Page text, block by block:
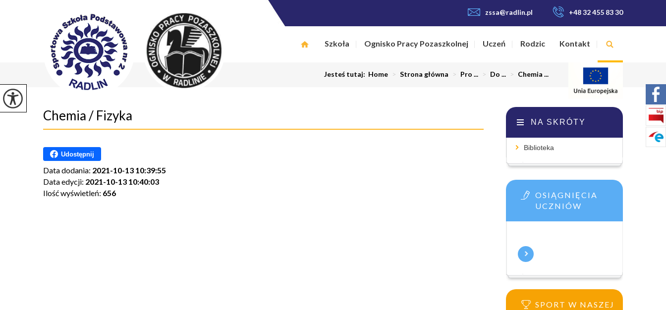
zssa@radlin.pl +48 32 455 83 30
Szkoła Ognisko Pracy Pozaszkolnej Uczeń Rodzic Kontakt
Jesteś tutaj: Home > Strona główna > Pro ... > Do ... > Chemia ...
Chemia / Fizyka
Udostępnij
Data dodania: 2021-10-13 10:39:55
Data edycji: 2021-10-13 10:40:03
Ilość wyświetleń: 656
NA SKRÓTY
Biblioteka
OSIĄGNIĘCIA
UCZNIÓW
SPORT W NASZEJ